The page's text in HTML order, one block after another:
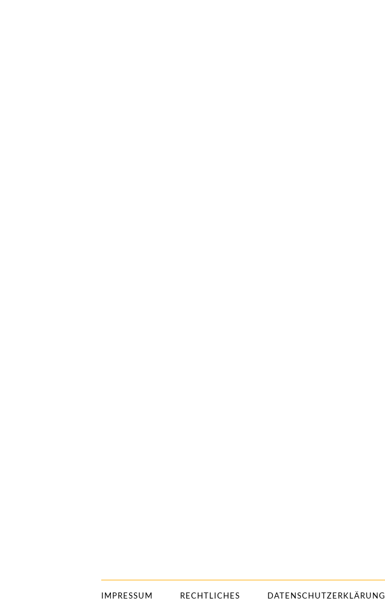
IMPRESSUM RECHTLICHES DATENSCHUTZERKLÄRUNG